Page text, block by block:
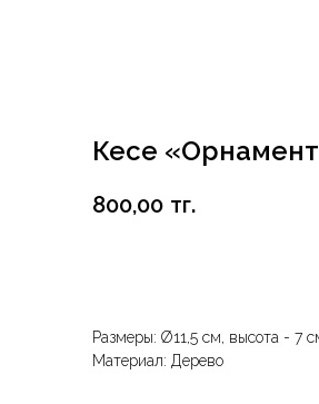
Кесе
800,00 тг.
Размеры: Ø11,5 см, высота - 7
Материал: Дерево